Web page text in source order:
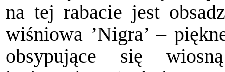
na tej rabacie jest
wiśniowa ’Nigra’ –
obsypujące się